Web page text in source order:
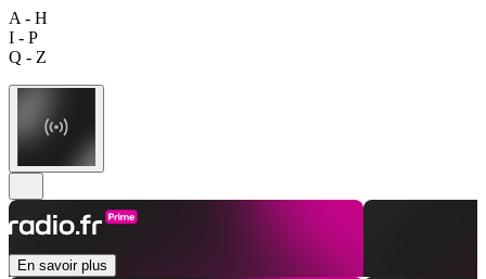
A - H
I - P
Q - Z
En savoir plus